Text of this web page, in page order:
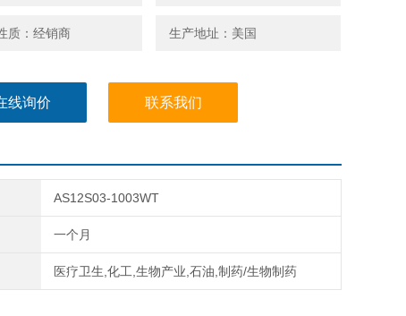
质：经销商 生产地址：美国
线询价 联系我们
AS12S03-1003WT
一个月
医疗卫生,化工,生物产业,石油,制药/生物制药